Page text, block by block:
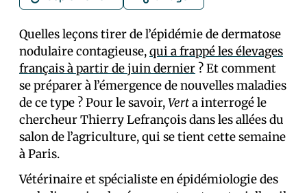
Quelles leçons tirer de l’épidémie de dermatose
nodulaire contagieuse,qui a frappé les élevages
français à partir de juin dernier ? Et comment
se préparer à l’émergence de nouvelles maladies
de ce type ? Pour le savoir,Verta interrogé le
chercheur Thierry Lefrançois dans les allées du
salon de l’agriculture, qui se tient cette semaine
à Paris.
Vétérinaire et spécialiste en épidémiologie des